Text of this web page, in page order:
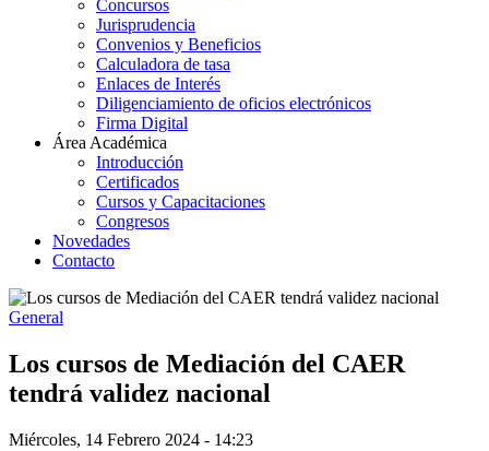
Concursos
Jurisprudencia
Convenios y Beneficios
Calculadora de tasa
Enlaces de Interés
Diligenciamiento de oficios electrónicos
Firma Digital
Área Académica
Introducción
Certificados
Cursos y Capacitaciones
Congresos
Novedades
Contacto
General
Los cursos de Mediación del CAER
tendrá validez nacional
Miércoles, 14 Febrero 2024 - 14:23